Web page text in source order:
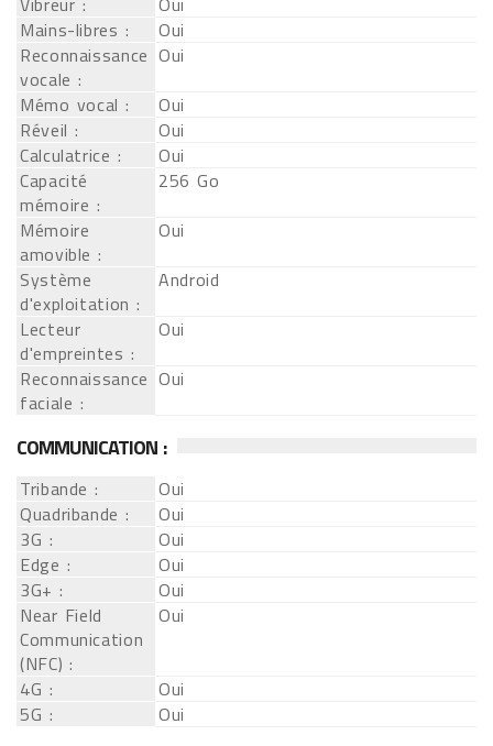
Mains-libres :
Oui
Reconnaissance
vocale :
Oui
Mémo vocal :
Oui
Réveil :
Oui
Calculatrice :
Oui
Capacité
mémoire :
256 Go
Mémoire
amovible :
Oui
Système
d'exploitation :
Android
Lecteur
d'empreintes :
Oui
Reconnaissance
faciale :
Oui
COMMUNICATION :
Tribande :
Oui
Quadribande :
Oui
3G :
Oui
Edge :
Oui
3G+ :
Oui
Near Field
Communication
(NFC) :
Oui
4G :
Oui
5G :
Oui